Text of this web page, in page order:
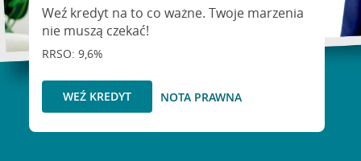
Weź kredyt na to co ważne. Twoje marzenia
nie muszą czekać!
RRSO: 9,6%
WEŹ KREDYT NOTA PRAWNA